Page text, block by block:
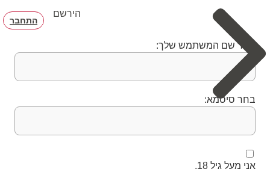
הירשם
התחבר
בחר שם המשתמש שלך:
בחר סיסמא:
אני מעל גיל 18.